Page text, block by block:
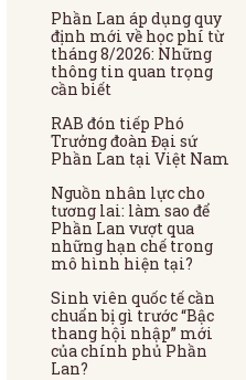
Phần Lan áp dụng quy
định mới về học phí từ
tháng 8/2026: Những
thông tin quan trọng
cần biết
RAB đón tiếp Phó
Trưởng đoàn Đại sứ
Phần Lan tại Việt Nam
Nguồn nhân lực cho
tương lai: làm sao để
Phần Lan vượt qua
những hạn chế trong
mô hình hiện tại?
Sinh viên quốc tế cần
chuẩn bị gì trước “Bậc
thang hội nhập” mới
của chính phủ Phần
Lan?